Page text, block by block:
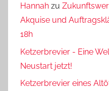
Hannah zu
Akquise und
18h
Ketzerbrevier - Eine
Neustart jetzt!
Ketzerbrevier eines